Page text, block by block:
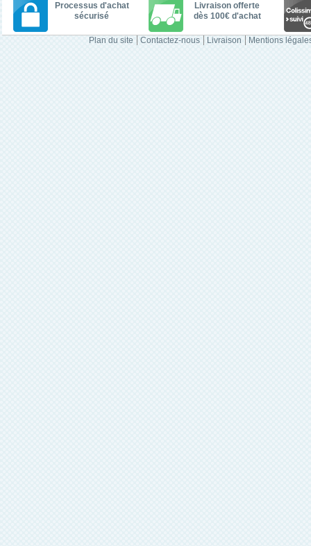
Processus d'achat
sécurisé
Livraison offerte
dès 100€ d'achat
Plan du site Contactez-nous Livraison Mentions